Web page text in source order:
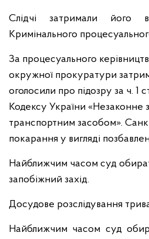
Слідчі затримали
Кримінального
За процесуального
окружної прокуратури
оголосили про підозру за ч. 1
Кодексу України «Незаконне
транспортним засобом».
покарання у вигляді
Найближчим часом суд
запобіжний захід.
Досудове розслідування
Найближчим часом суд